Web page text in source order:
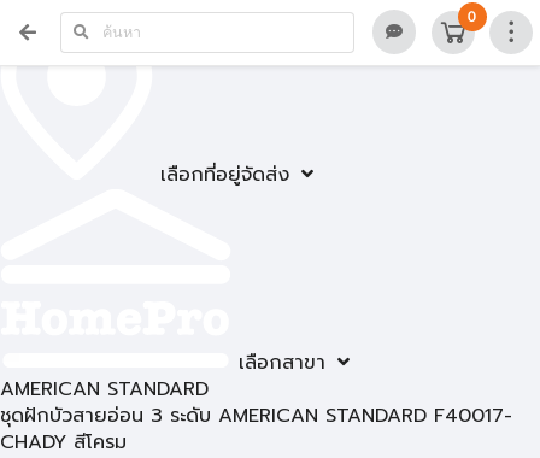
เลือกที่อยู่จัดส่ง
เลือกสาขา
0
AMERICAN STANDARD
ชุดฝักบัวสายอ่อน 3 ระดับ AMERICAN STANDARD F40017-
CHADY สีโครม